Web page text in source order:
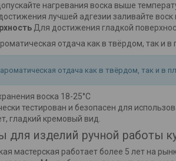
нагревания воска выше
лучшей адгезии заливайте воск
Для достижения гладкой
отдача как в твёрдом, так и в
отдача как в твёрдом, так и в
воска 18-25°C
тестирован и безопасен для
гладкий кремовый вид.
для изделий ручной работы
мастерская работает более 5 лет на